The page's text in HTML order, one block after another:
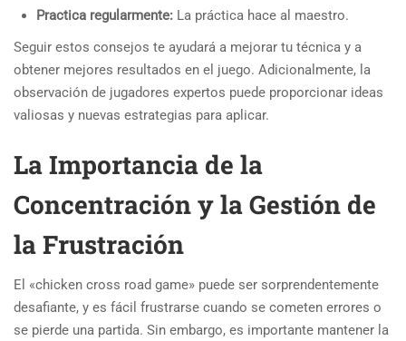
Practica regularmente: La práctica hace al maestro.
Seguir estos consejos te ayudará a mejorar tu técnica y a
obtener mejores resultados en el juego. Adicionalmente, la
observación de jugadores expertos puede proporcionar ideas
valiosas y nuevas estrategias para aplicar.
La Importancia de la
Concentración y la Gestión de
la Frustración
El «chicken cross road game» puede ser sorprendentemente
desafiante, y es fácil frustrarse cuando se cometen errores o
se pierde una partida. Sin embargo, es importante mantener la